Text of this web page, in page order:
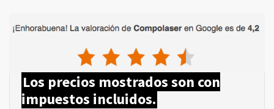
Los precios mostrados son con
impuestos incluidos.